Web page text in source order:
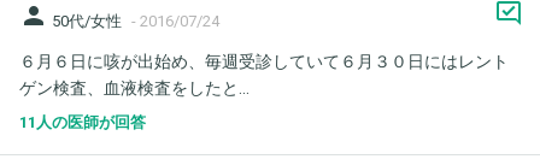
person 50代/女性 - 2016/07/24
６月６日に咳が出始め、毎週受診していて６月３０日にはレント
ゲン検査、血液検査をしたと...
11人の医師が回答